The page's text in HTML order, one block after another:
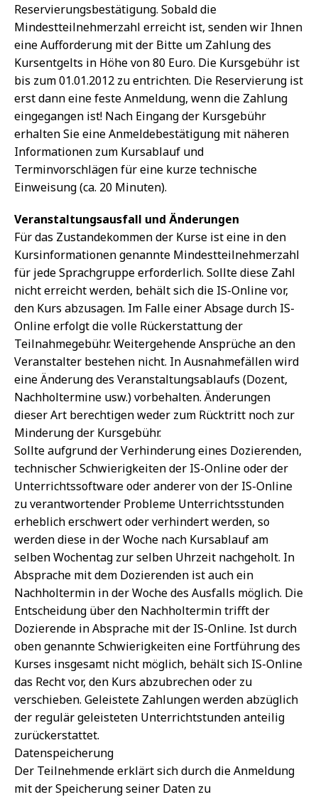
Reservierungsbestätigung. Sobald die
Mindestteilnehmerzahl erreicht ist, senden wir Ihnen
eine Aufforderung mit der Bitte um Zahlung des
Kursentgelts in Höhe von 80 Euro. Die Kursgebühr ist
bis zum 01.01.2012 zu entrichten. Die Reservierung ist
erst dann eine feste Anmeldung, wenn die Zahlung
eingegangen ist! Nach Eingang der Kursgebühr
erhalten Sie eine Anmeldebestätigung mit näheren
Informationen zum Kursablauf und
Terminvorschlägen für eine kurze technische
Einweisung (ca. 20 Minuten).
Veranstaltungsausfall und Änderungen
Für das Zustandekommen der Kurse ist eine in den
Kursinformationen genannte Mindestteilnehmerzahl
für jede Sprachgruppe erforderlich. Sollte diese Zahl
nicht erreicht werden, behält sich die IS-Online vor,
den Kurs abzusagen. Im Falle einer Absage durch IS-
Online erfolgt die volle Rückerstattung der
Teilnahmegebühr. Weitergehende Ansprüche an den
Veranstalter bestehen nicht. In Ausnahmefällen wird
eine Änderung des Veranstaltungsablaufs (Dozent,
Nachholtermine usw.) vorbehalten. Änderungen
dieser Art berechtigen weder zum Rücktritt noch zur
Minderung der Kursgebühr.
Sollte aufgrund der Verhinderung eines Dozierenden,
technischer Schwierigkeiten der IS-Online oder der
Unterrichtssoftware oder anderer von der IS-Online
zu verantwortender Probleme Unterrichtsstunden
erheblich erschwert oder verhindert werden, so
werden diese in der Woche nach Kursablauf am
selben Wochentag zur selben Uhrzeit nachgeholt. In
Absprache mit dem Dozierenden ist auch ein
Nachholtermin in der Woche des Ausfalls möglich. Die
Entscheidung über den Nachholtermin trifft der
Dozierende in Absprache mit der IS-Online. Ist durch
oben genannte Schwierigkeiten eine Fortführung des
Kurses insgesamt nicht möglich, behält sich IS-Online
das Recht vor, den Kurs abzubrechen oder zu
verschieben. Geleistete Zahlungen werden abzüglich
der regulär geleisteten Unterrichtstunden anteilig
zurückerstattet.
Datenspeicherung
Der Teilnehmende erklärt sich durch die Anmeldung
mit der Speicherung seiner Daten zu